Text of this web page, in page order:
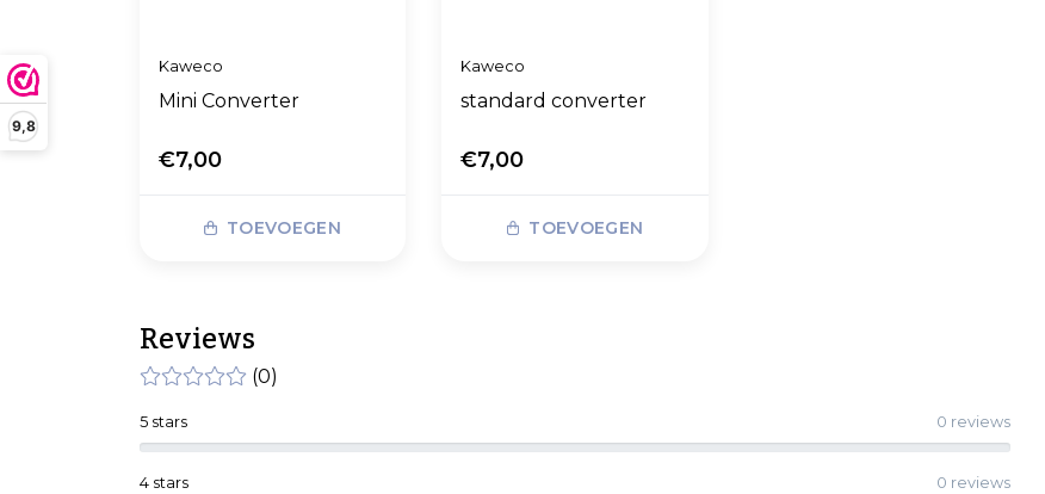
9,8
Kaweco
Mini Converter
€7,00
TOEVOEGEN
Kaweco
standard converter
€7,00
TOEVOEGEN
Reviews
(0)
4 stars 0 reviews
5 stars 0 reviews